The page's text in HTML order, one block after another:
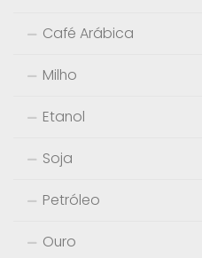
Café Arábica
Milho
Etanol
Soja
Petróleo
Ouro